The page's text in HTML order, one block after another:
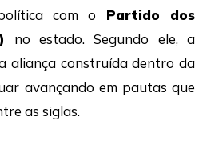
com o Partido dos
no estado. Segundo ele, a
aliança construída dentro da
avançando em pautas que
as siglas.